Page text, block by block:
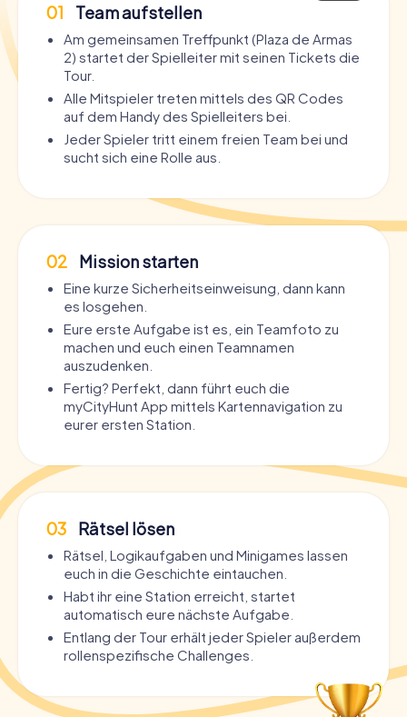
01 Team aufstellen
Am gemeinsamen Treffpunkt (Plaza de Armas
2) startet der Spielleiter mit seinen Tickets die
Tour.
Alle Mitspieler treten mittels des QR Codes
auf dem Handy des Spielleiters bei.
Jeder Spieler tritt einem freien Team bei und
sucht sich eine Rolle aus.
02 Mission starten
Eine kurze Sicherheitseinweisung, dann kann
es losgehen.
Eure erste Aufgabe ist es, ein Teamfoto zu
machen und euch einen Teamnamen
auszudenken.
Fertig? Perfekt, dann führt euch die
myCityHunt App mittels Kartennavigation zu
eurer ersten Station.
03 Rätsel lösen
Rätsel, Logikaufgaben und Minigames lassen
euch in die Geschichte eintauchen.
Habt ihr eine Station erreicht, startet
automatisch eure nächste Aufgabe.
Entlang der Tour erhält jeder Spieler außerdem
rollenspezifische Challenges.